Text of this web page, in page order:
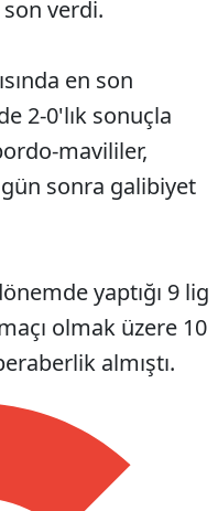
verdi.
en son
2-0'lık sonuçla
mavililer,
sonra galibiyet
yaptığı 9 lig
olmak üzere 10
almıştı.